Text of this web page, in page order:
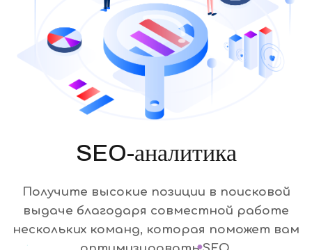
SEO-аналитика
Получите высокие позиции в поисковой
выдаче благодаря совместной работе
нескольких команд, которая поможет вам